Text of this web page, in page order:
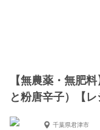
【無農薬・無肥
と粉唐辛子）【レ
千葉県君津市